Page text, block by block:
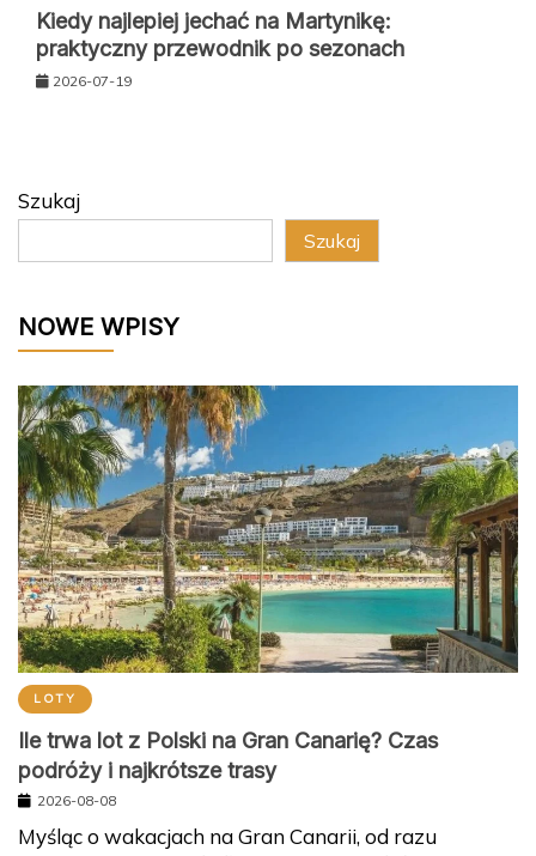
Kiedy najlepiej jechać na Martynikę:
praktyczny przewodnik po sezonach
2026-07-19
Szukaj
Szukaj
NOWE WPISY
LOTY
Ile trwa lot z Polski na Gran Canarię? Czas
podróży i najkrótsze trasy
2026-08-08
Myśląc o wakacjach na Gran Canarii, od razu